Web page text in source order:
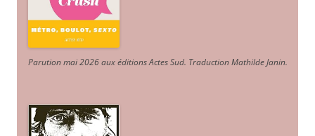
Parution mai 2026 aux éditions Actes Sud. Traduction Mathilde Janin.